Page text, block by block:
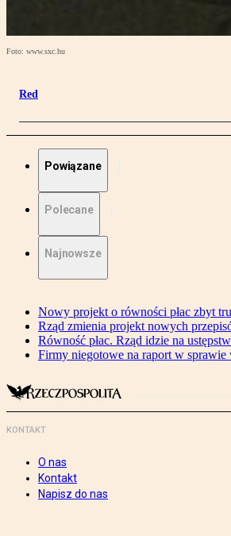
Foto: www.sxc.hu
Red
Powiązane
Polecane
Najnowsze
Nowy projekt o równości płac zbyt
Rząd zmienia projekt nowych
Równość płac. Rząd idzie na
Firmy niegotowe na raport w
KONTAKT
O nas
Kontakt
Napisz do nas